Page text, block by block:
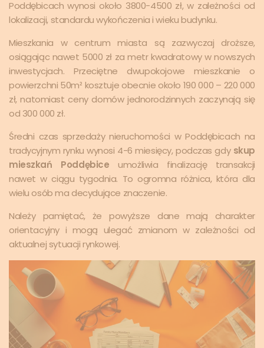
Poddębicach wynosi około 3800-4500 zł, w zależności od
lokalizacji, standardu wykończenia i wieku budynku.
Mieszkania w centrum miasta są zazwyczaj droższe,
osiągając nawet 5000 zł za metr kwadratowy w nowszych
inwestycjach. Przeciętne dwupokojowe mieszkanie o
powierzchni 50m² kosztuje obecnie około 190 000 – 220 000
zł, natomiast ceny domów jednorodzinnych zaczynają się
od 300 000 zł.
Średni czas sprzedaży nieruchomości w Poddębicach na
tradycyjnym rynku wynosi 4-6 miesięcy, podczas gdy skup
mieszkań Poddębice umożliwia finalizację transakcji
nawet w ciągu tygodnia. To ogromna różnica, która dla
wielu osób ma decydujące znaczenie.
Należy pamiętać, że powyższe dane mają charakter
orientacyjny i mogą ulegać zmianom w zależności od
aktualnej sytuacji rynkowej.